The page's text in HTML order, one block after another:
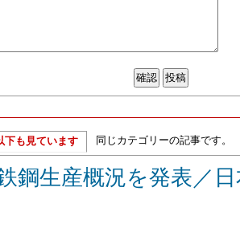
下も見ています 同じカテゴリーの記事です。
鋼生産概況を発表／